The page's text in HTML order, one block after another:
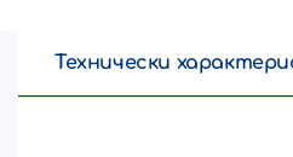
Технически